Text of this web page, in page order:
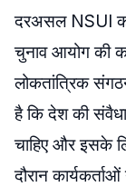
दरअसल NSUI
चुनाव आयोग की
लोकतांत्रिक
है कि देश की
चाहिए और इसके
दौरान